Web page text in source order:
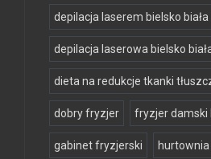
depilacja laserem bielsko biała
depilacja laserowa bielsko
dieta na redukcje tkanki
dobry fryzjer fryzjer damski
gabinet fryzjerski